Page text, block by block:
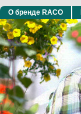
О бренде RACO